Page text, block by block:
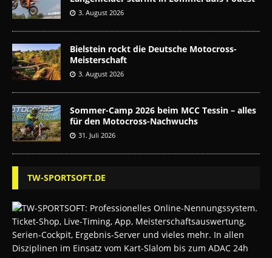
3. August 2026
Bielstein rockt die Deutsche Motocross-
Meisterschaft
3. August 2026
Sommer-Camp 2026 beim MCC Tessin – alles
für den Motocross-Nachwuchs
31. Juli 2026
TW-SPORTSOFT.DE